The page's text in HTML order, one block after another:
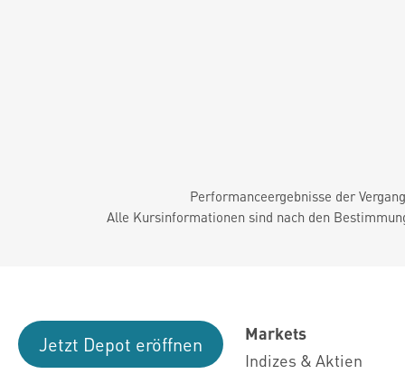
Performanceergebnisse der
Alle Kursinformationen sind nach den
Jetzt Depot eröffnen
Markets
Indizes & Aktien